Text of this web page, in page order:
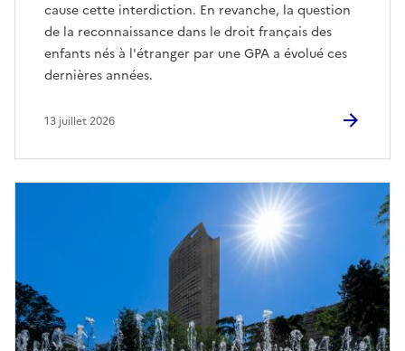
cause cette interdiction. En revanche, la question
de la reconnaissance dans le droit français des
enfants nés à l'étranger par une GPA a évolué ces
dernières années.
13 juillet 2026